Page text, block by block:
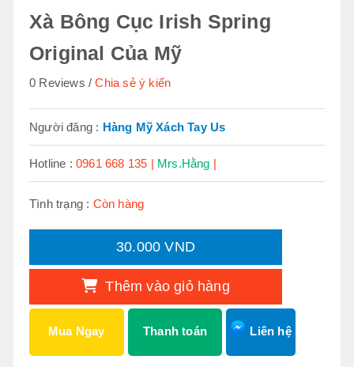
Xà Bông Cục Irish Spring
Original Của Mỹ
0 Reviews Chia sẻ ý kiến
Người đăng : Hàng Mỹ Xách Tay Us
Hotline :0961 668 135 | Mrs.Hằng |
Tình trạng : Còn hàng
30.000 VND
Thêm vào giỏ hàng
Mua Ngay Thanh toán Liên hệ